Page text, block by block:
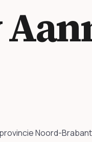
Noord-